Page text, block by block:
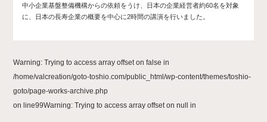
中小企業基盤整備機構からの依頼をうけ、日本の企業経営者約60名を対象
に、日本の長寿企業の概要を中心に2時間の講演を行いました。
Warning: Trying to access array offset on false in
/home/valcreation/goto-toshio.com/public_html/wp-content/themes/toshio-
goto/page-works-archive.php
on line99Warning: Trying to access array offset on null in